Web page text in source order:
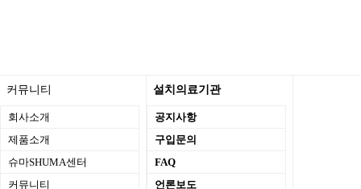
커뮤니티
회사소개
제품소개
슈마SHUMA센터
커뮤니티
설치의료기관
공지사항
구입문의
FAQ
언론보도